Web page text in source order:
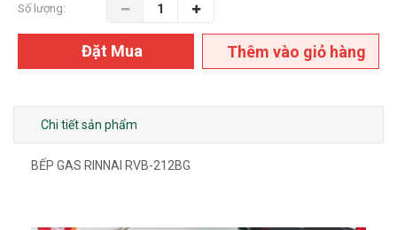
Số lượng:
Đặt Mua Thêm vào giỏ hàng
Chi tiết sản phẩm
BẾP GAS RINNAI RVB-212BG